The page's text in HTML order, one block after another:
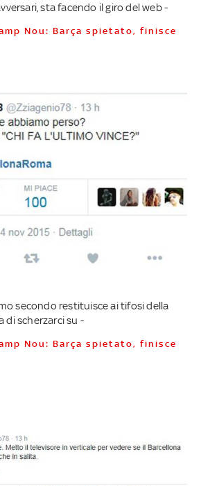
sta facendo il giro del web -
secondo restituisce ai tifosi della
di scherzarci su -